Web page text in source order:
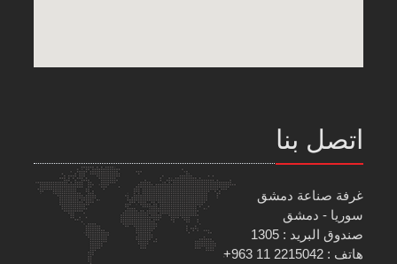
اتصل بنا
غرفة صناعة دمشق
سوريا - دمشق
صندوق البريد : 1305
هاتف : 2215042 11 963+